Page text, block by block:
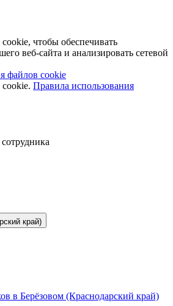
чтобы обеспечивать
веб-сайта и анализировать сетевой
файлов cookie
Правила использования
край)
в Берёзовом (Краснодарский край)